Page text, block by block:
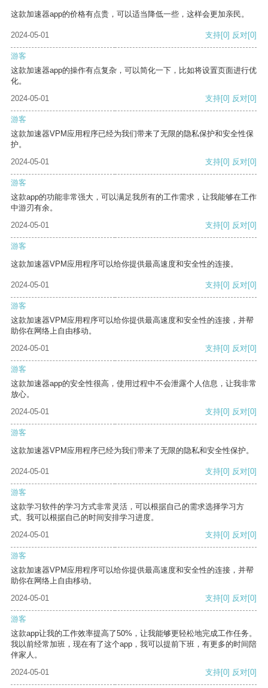
这款加速器app的价格有点贵，可以适当降低一些，这样会更加亲民。
2024-05-01 支持[0] 反对[0]
游客
这款加速器app的操作有点复杂，可以简化一下，比如将设置页面进行优
化。
2024-05-01
支持[0] 反对[0]
游客
这款加速器VPM应用程序已经为我们带来了无限的隐私保护和安全性保
护。
2024-05-01
支持[0] 反对[0]
游客
这款app的功能非常强大，可以满足我所有的工作需求，让我能够在工作
中游刃有余。
2024-05-01
支持[0] 反对[0]
游客
这款加速器VPM应用程序可以给你提供最高速度和安全性的连接。
2024-05-01 支持[0] 反对[0]
游客
这款加速器VPM应用程序可以给你提供最高速度和安全性的连接，并帮
助你在网络上自由移动。
2024-05-01
支持[0] 反对[0]
游客
这款加速器app的安全性很高，使用过程中不会泄露个人信息，让我非常
放心。
2024-05-01
支持[0] 反对[0]
游客
这款加速器VPM应用程序已经为我们带来了无限的隐私和安全性保护。
2024-05-01 支持[0] 反对[0]
游客
这款学习软件的学习方式非常灵活，可以根据自己的需求选择学习方
式。我可以根据自己的时间安排学习进度。
2024-05-01
支持[0] 反对[0]
游客
这款加速器VPM应用程序可以给你提供最高速度和安全性的连接，并帮
助你在网络上自由移动。
2024-05-01
支持[0] 反对[0]
游客
这款app让我的工作效率提高了50%，让我能够更轻松地完成工作任务。
我以前经常加班，现在有了这个app，我可以提前下班，有更多的时间陪
伴家人。
2024-05-01
支持[0] 反对[0]